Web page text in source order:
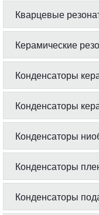
Кварцевые
Керамические
Конденсаторы
Конденсаторы
Конденсаторы
Конденсаторы
Конденсаторы